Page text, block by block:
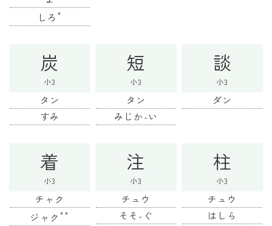
しろ *
炭
小3
タン
すみ
短
小3
タン
みじか-い
談
小3
ダン
着
小3
チャク
ジャク **
注
小3
チュウ
そそ-ぐ
柱
小3
チュウ
はしら